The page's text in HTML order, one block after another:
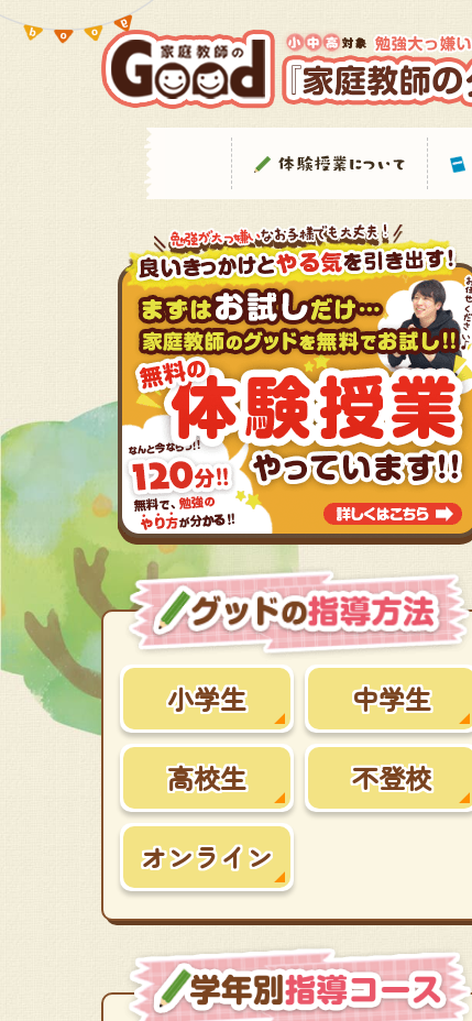
小学生 中学生
高校生 不登校
オンライン